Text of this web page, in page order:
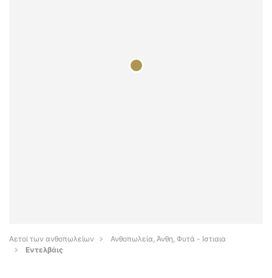
Αετοί των ανθοπωλείων
Ανθοπωλεία, Άνθη, Φυτά - Ιστιαια
Εντελβάις